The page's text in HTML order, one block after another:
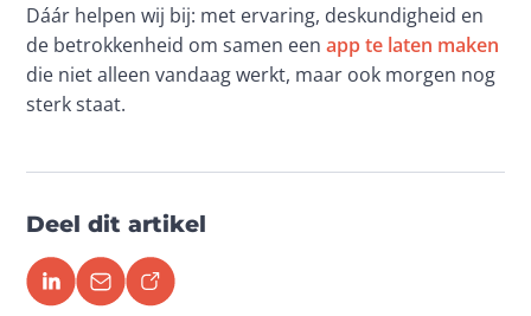
Dáár helpen wij bij: met ervaring, deskundigheid en
de betrokkenheid om samen een app te laten maken
die niet alleen vandaag werkt, maar ook morgen nog
sterk staat.
Deel dit artikel